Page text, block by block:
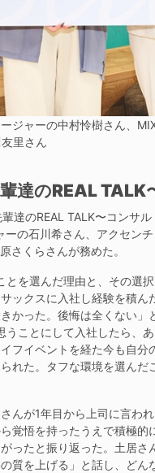
ジャーの中村怜樹さん、
里さん
達のREAL TALK
達のREAL TALK〜コンサ
の石川希さん、アクセン
さくらさんが務めた。
を選んだ理由と、その選
ックスに入社し経験を積
かった。後悔は全くない
うことにして入社したら、
フイベントを経た今も自
れた。タフな環境を選ん
んが1年目から上司に言わ
覚悟を持ったうえで積極
ったと振り返った。土居
質を上げる」と話し、ど